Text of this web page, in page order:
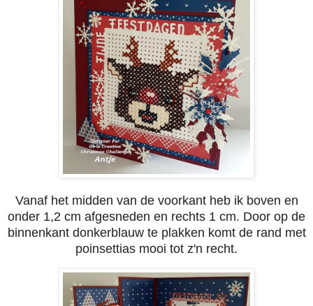
Vanaf het midden van de voorkant heb ik boven en
onder 1,2 cm afgesneden en rechts 1 cm. Door op de
binnenkant donkerblauw te plakken komt de rand met
poinsettias mooi tot z'n recht.